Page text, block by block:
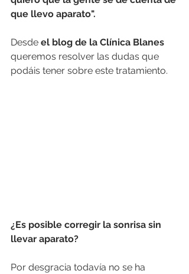
que llevo aparato".
Desde el blog de la Clínica Blanes
queremos resolver las dudas que
podáis tener sobre este tratamiento.
¿Es posible corregir la sonrisa sin
llevar aparato?
Por desgracia todavía no se ha